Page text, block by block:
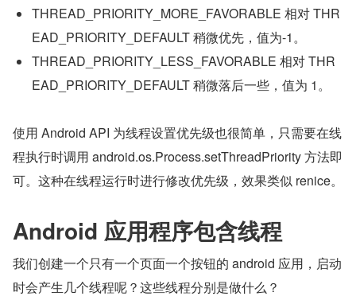
THREAD_PRIORITY_MORE_FAVORABLE 相对 THR
EAD_PRIORITY_DEFAULT 稍微优先，值为-1。
THREAD_PRIORITY_LESS_FAVORABLE 相对 THR
EAD_PRIORITY_DEFAULT 稍微落后一些，值为 1。
使用 Android API 为线程设置优先级也很简单，只需要在线
程执行时调用 android.os.Process.setThreadPriority 方法即
可。这种在线程运行时进行修改优先级，效果类似 renice。
Android 应用程序包含线程
我们创建一个只有一个页面一个按钮的 android 应用，启动
时会产生几个线程呢？这些线程分别是做什么？